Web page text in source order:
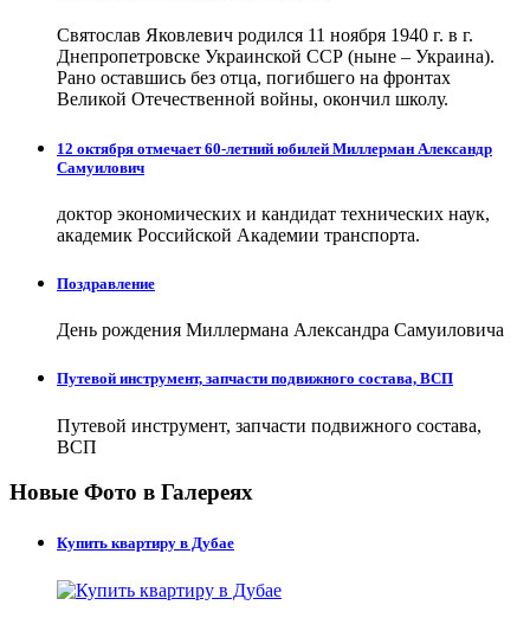
Святослав Яковлевич родился 11 ноября 1940 г. в г.
Днепропетровске Украинской ССР (ныне – Украина).
Рано оставшись без отца, погибшего на фронтах
Великой Отечественной войны, окончил школу.
12 октября отмечает 60-летний юбилей Миллерман Александр
Самуилович
доктор экономических и кандидат технических наук,
академик Российской Академии транспорта.
Поздравление
День рождения Миллермана Александра Самуиловича
Путевой инструмент, запчасти подвижного состава, ВСП
Путевой инструмент, запчасти подвижного состава,
ВСП
Новые Фото в Галереях
Купить квартиру в Дубае